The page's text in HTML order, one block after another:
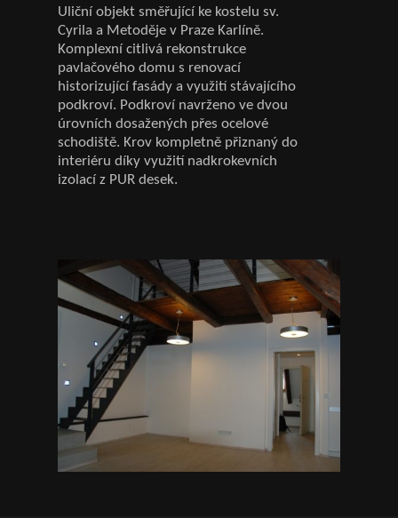
Uliční objekt směřující ke kostelu sv.
Cyrila a Metoděje v Praze Karlíně.
Komplexní citlivá rekonstrukce
pavlačového domu s renovací
historizující fasády a využití stávajícího
podkroví. Podkroví navrženo ve dvou
úrovních dosažených přes ocelové
schodiště. Krov kompletně přiznaný do
interiéru díky využití nadkrokevních
izolací z PUR desek.